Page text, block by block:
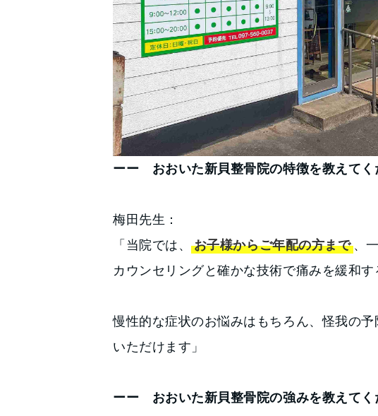
ーー おおいた新貝整骨院の特徴を教えてく
梅田先生：
「当院では、お子様からご年配の方まで、
カウンセリングと確かな技術で痛みを緩和す
慢性的な症状のお悩みはもちろん、怪我の
いただけます」
ーー おおいた新貝整骨院の強みを教えてく